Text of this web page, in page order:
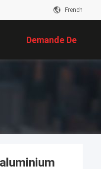
French
Demande De
Soumission